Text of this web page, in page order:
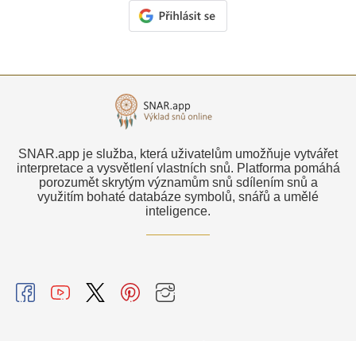
SNAR.app je služba, která uživatelům umožňuje vytvářet
interpretace a vysvětlení vlastních snů. Platforma pomáhá
porozumět skrytým významům snů sdílením snů a
využitím bohaté databáze symbolů, snářů a umělé
inteligence.